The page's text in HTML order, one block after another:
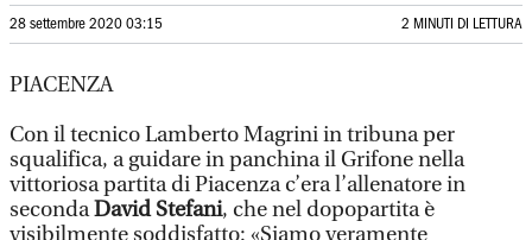
28 settembre 2020 03:15 2 MINUTI DI LETTURA
PIACENZA
Con il tecnico Lamberto Magrini in tribuna per
squalifica, a guidare in panchina il Grifone nella
vittoriosa partita di Piacenza c’era l’allenatore in
secondaDavid Stefani, che nel dopopartita è
visibilmente soddisfatto: «Siamo veramente